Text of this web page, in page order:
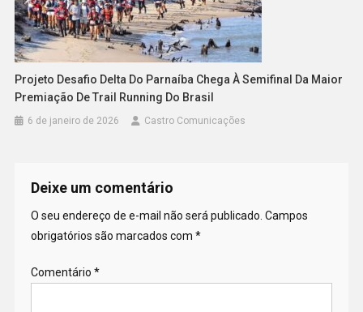
Projeto Desafio Delta Do Parnaíba Chega À Semifinal Da Maior
Premiação De Trail Running Do Brasil
6 de janeiro de 2026 Castro Comunicações
Deixe um comentário
O seu endereço de e-mail não será publicado. Campos
obrigatórios são marcados com *
Comentário *